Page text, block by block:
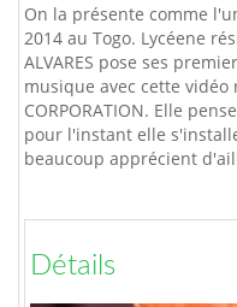
On la présente comme
2014 au Togo. Lycéene
ALVARES pose ses
musique avec cette vidéo
CORPORATION. Elle
pour l'instant elle
beaucoup apprécient
Détails